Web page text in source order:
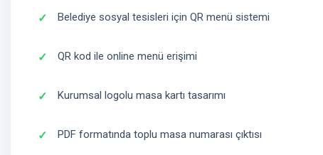
Belediye sosyal tesisleri için QR menü sistemi
QR kod ile online menü erişimi
Kurumsal logolu masa kartı tasarımı
PDF formatında toplu masa numarası çıktısı